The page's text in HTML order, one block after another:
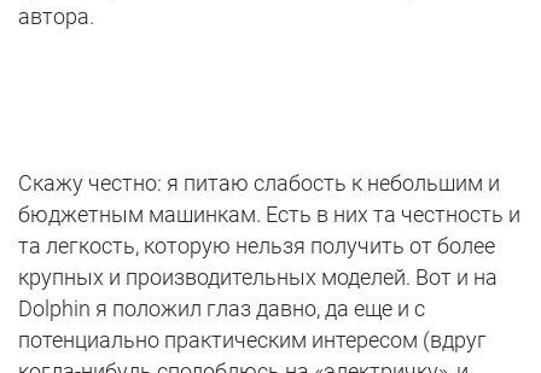
автора.
Скажу честно: я питаю слабость к небольшим и
бюджетным машинкам. Есть в них та честность и
та легкость, которую нельзя получить от более
крупных и производительных моделей. Вот и на
Dolphin я положил глаз давно, да еще и с
потенциально практическим интересом (вдруг